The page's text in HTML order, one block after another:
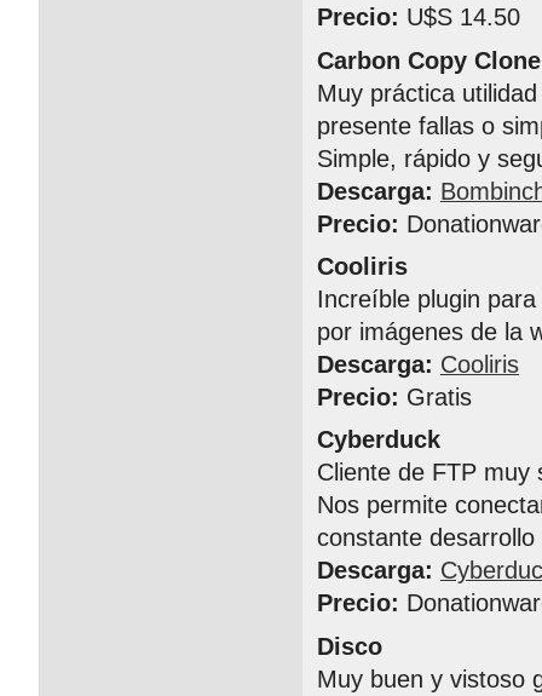
Precio: U$S 14.50
Carbon Copy
Muy práctica
presente fallas o
Simple, rápido y
Descarga:
Precio:
Cooliris
Increíble plugin
por imágenes de la
Descarga: Cooliris
Precio: Gratis
Cyberduck
Cliente de FTP muy
Nos permite
constante
Descarga:
Precio:
Disco
Muy buen y vistoso